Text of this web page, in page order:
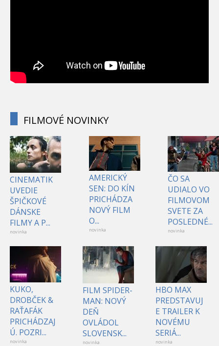
FILMOVÉ NOVINKY
CINEMATIK
UVEDIE
ŠPIČKOVÉ
DÁNSKE
FILMY A P...
novinka
AMERICKÝ
SEN: DO KÍN
PRICHÁDZA
NOVÝ FILM
O...
novinka
ČO SA
UDIALO VO
FILMOVOM
SVETE ZA
POSLEDNÉ...
novinka
KUKO,
DROBČEK &
RAŤAFÁK
PRICHÁDZAJ
Ú. POZRI...
novinka
FILM SPIDER-
MAN: NOVÝ
DEŇ
OVLÁDOL
SLOVENSK...
novinka
HBO MAX
PREDSTAVUJ
E TRAILER K
NOVÉMU
SERIÁ...
novinka